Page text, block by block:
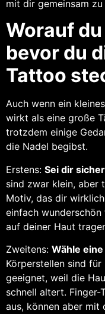
mit dir gemeinsam
Worauf
bevor du
Tattoo
Auch wenn ein
wirkt als eine große
trotzdem einige
die Nadel begibst.
Erstens: Sei dir
sind zwar klein, aber
Motiv, das dir
einfach
auf deiner Haut
Zweitens: Wähle
Körperstellen sind
geeignet, weil die
schnell altert. Finger-
aus, können aber mit